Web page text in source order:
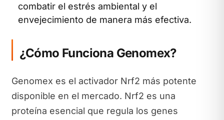
combatir el estrés ambiental y el
envejecimiento de manera más efectiva.
¿Cómo Funciona Genomex?
Genomex es el activador Nrf2 más potente
disponible en el mercado. Nrf2 es una
proteína esencial que regula los genes